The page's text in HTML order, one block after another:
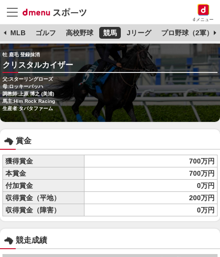
dメニュー
MLB ゴルフ 高校野球 競馬 Jリーグ プロ野球（2軍）
牡 鹿毛 登録抹消
クリスタルカイザー
父:スターリングローズ
母:ロッキーバッハ
調教師:上原 博之 (美浦)
馬主:Him Rock Racing
生産者:タバタファーム
賞金
獲得賞金
700万円
本賞金
700万円
付加賞金
0万円
収得賞金（平地）
200万円
収得賞金（障害）
0万円
競走成績